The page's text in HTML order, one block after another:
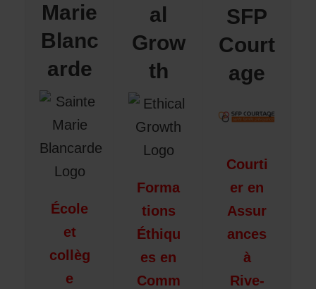
Marie
Blanc
arde
École
et
collèg
e
al
Grow
th
Forma
tions
Éthiqu
es en
Comm
SFP
Court
age
Courti
er en
Assur
ances
à
Rive-